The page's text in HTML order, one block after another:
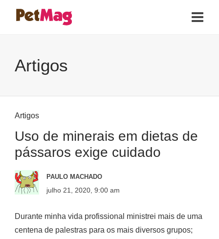
Artigos
Artigos
Uso de minerais em dietas de
pássaros exige cuidado
PAULO MACHADO
julho 21, 2020, 9:00 am
Durante minha vida profissional ministrei mais de uma
centena de palestras para os mais diversos grupos;